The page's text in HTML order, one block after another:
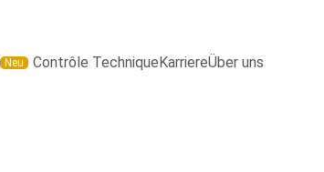
Neu Contrôle TechniqueKarriereÜber uns